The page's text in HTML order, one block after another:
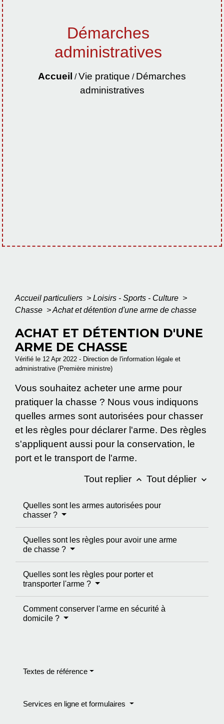
Démarches
administratives
Accueil /Vie pratique / Démarches
administratives
Accueil particuliers > Loisirs - Sports - Culture >
Chasse >Achat et détention d'une arme de chasse
ACHAT ET DÉTENTION D'UNE
ARME DE CHASSE
Vérifié le 12 Apr 2022 - Direction de l'information légale et
administrative (Première ministre)
Vous souhaitez acheter une arme pour
pratiquer la chasse ? Nous vous indiquons
quelles armes sont autorisées pour chasser
et les règles pour déclarer l'arme. Des règles
s'appliquent aussi pour la conservation, le
port et le transport de l'arme.
Tout replier keyboard_arrow_up Tout déplier keyboard_arrow_down
Quelles sont les armes autorisées pour
chasser ?
Quelles sont les règles pour avoir une arme
de chasse ?
Quelles sont les règles pour porter et
transporter l'arme ?
Comment conserver l'arme en sécurité à
domicile ?
Textes de référence
Services en ligne et formulaires